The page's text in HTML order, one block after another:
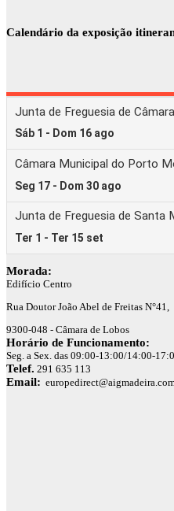
Calendário da exposição
Morada:
Edifício Centro
Rua Doutor João Abel de Freitas N°41,
9300-048 - Câmara de Lobos
Horário de Funcionamento:
Seg. a Sex. das 09:00-13:00/14:00-
Telef. 291 635 113
Email: